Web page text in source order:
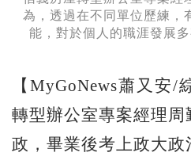
為，透過在不同單位歷練，
能，對於個人的職涯發展
【MyGoNews蕭又安/
轉型辦公室專案經理
政，畢業後考上政大政